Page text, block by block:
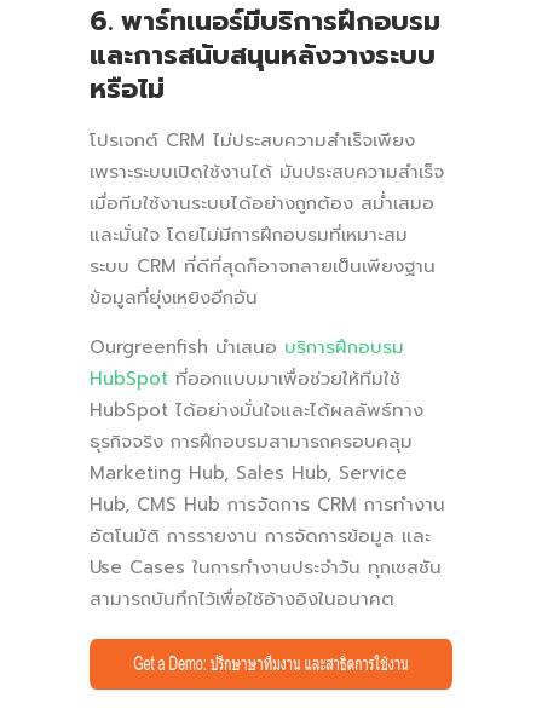
6. พาร์ทเนอร์มีบริการฝึกอบรม
และการสนับสนุนหลังวางระบบ
หรือไม่
โปรเจกต์ CRM ไม่ประสบความสำเร็จเพียง
เพราะระบบเปิดใช้งานได้ มันประสบความสำเร็จ
เมื่อทีมใช้งานระบบได้อย่างถูกต้อง สม่ำเสมอ
และมั่นใจ โดยไม่มีการฝึกอบรมที่เหมาะสม
ระบบ CRM ที่ดีที่สุดก็อาจกลายเป็นเพียงฐาน
ข้อมูลที่ยุ่งเหยิงอีกอัน
Ourgreenfish นำเสนอ บริการฝึกอบรม
HubSpot ที่ออกแบบมาเพื่อช่วยให้ทีมใช้
HubSpot ได้อย่างมั่นใจและได้ผลลัพธ์ทาง
ธุรกิจจริง การฝึกอบรมสามารถครอบคลุม
Marketing Hub, Sales Hub, Service
Hub, CMS Hub การจัดการ CRM การทำงาน
อัตโนมัติ การรายงาน การจัดการข้อมูล และ
Use Cases ในการทำงานประจำวัน ทุกเซสชัน
สามารถบันทึกไว้เพื่อใช้อ้างอิงในอนาคต